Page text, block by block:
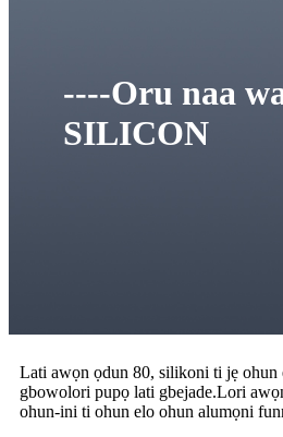
----Oru naa
SILICON
Lati awọn ọdun 80, silikoni ti jẹ ohun
gbowolori pupọ lati gbejade.Lori
ohun-ini ti ohun elo ohun alumọni